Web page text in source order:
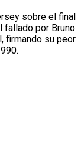
sobre el final
fallado por Bruno
firmando su peor